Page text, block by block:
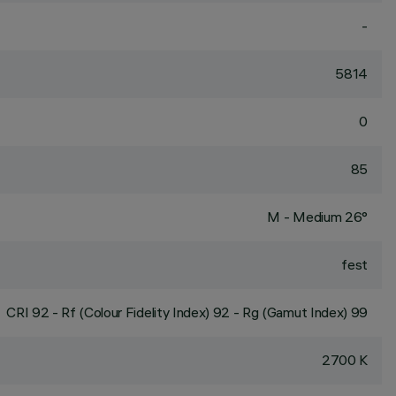
-
5814
0
85
M - Medium 26°
fest
CRI 92 - Rf (Colour Fidelity Index) 92 - Rg (Gamut Index) 99
2700 K